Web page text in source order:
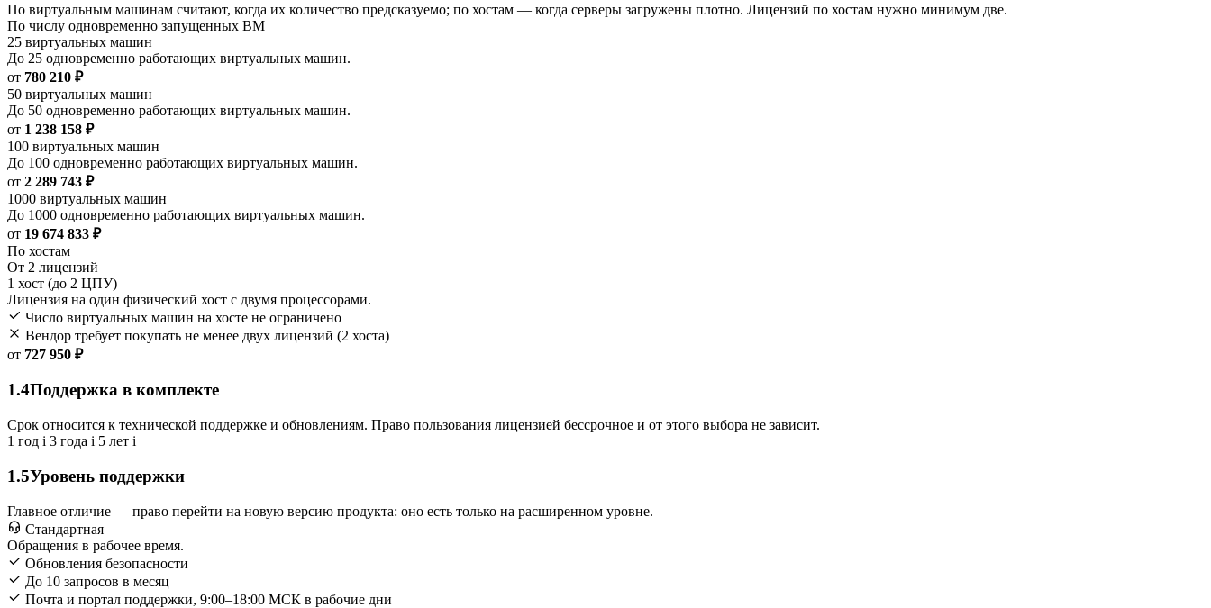
По виртуальным машинам считают, когда их количество предсказуемо; по хостам — когда серверы загружены плотно. Лицензий по хостам нужно минимум две.
По числу одновременно запущенных ВМ
25 виртуальных машин
До 25 одновременно работающих виртуальных машин.
от 780 210 ₽
50 виртуальных машин
До 50 одновременно работающих виртуальных машин.
от 1 238 158 ₽
100 виртуальных машин
До 100 одновременно работающих виртуальных машин.
от 2 289 743 ₽
1000 виртуальных машин
До 1000 одновременно работающих виртуальных машин.
от 19 674 833 ₽
По хостам
От 2 лицензий
1 хост (до 2 ЦПУ)
Лицензия на один физический хост с двумя процессорами.
Число виртуальных машин на хосте не ограничено
Вендор требует покупать не менее двух лицензий (2 хоста)
от 727 950 ₽
1.4Поддержка в комплекте
Срок относится к технической поддержке и обновлениям. Право пользования лицензией бессрочное и от этого выбора не зависит.
1 год i 3 года i 5 лет i
1.5Уровень поддержки
Главное отличие — право перейти на новую версию продукта: оно есть только на расширенном уровне.
Стандартная
Обращения в рабочее время.
Обновления безопасности
До 10 запросов в месяц
Почта и портал поддержки, 9:00–18:00 МСК в рабочие дни